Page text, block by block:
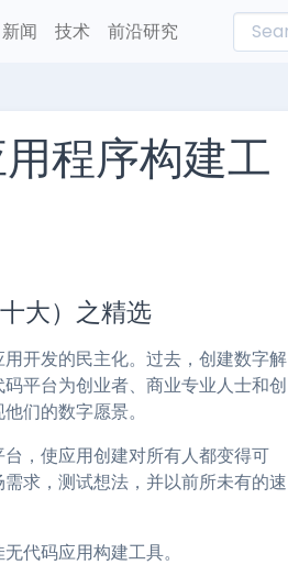
闻 技术 前沿研究
程序构建工
大）之精选
开发的民主化。过去，创建数字解
平台为创业者、商业专业人士和创
们的数字愿景。
，使应用创建对所有人都变得可
求，测试想法，并以前所未有的速
代码应用构建工具。